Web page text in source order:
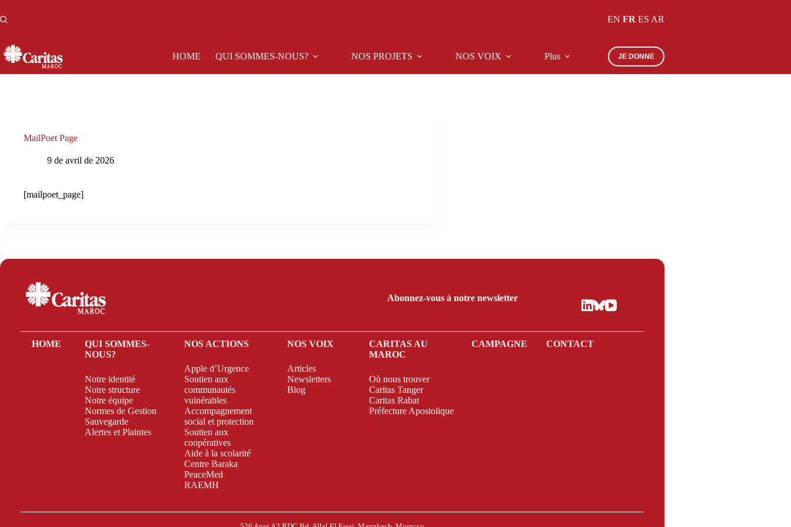
au
contenu
EN FR ES AR
HOME QUI SOMMES-NOUS? NOS PROJETS NOS VOIX Plus JE DONNE
MailPoet Page
9 de avril de 2026
[mailpoet_page]
Abonnez-vous à notre newsletter
HOME
QUI SOMMES-
NOUS?
Notre identité
Notre structure
Notre équipe
Normes de Gestion
Sauvegarde
Alertes et Plaintes
NOS ACTIONS
Apple d’Urgence
Soutien aux
communautés
vulnérables
Accompagnement
social et protection
Soutien aux
coopératives
Aide à la scolarité
Centre Baraka
PeaceMed
RAEMH
NOS VOIX
Articles
Newsletters
Blog
CARITAS AU
MAROC
Où nous trouver
Caritas Tanger
Caritas Rabat
Préfecture Apostolique
CAMPAGNE CONTACT